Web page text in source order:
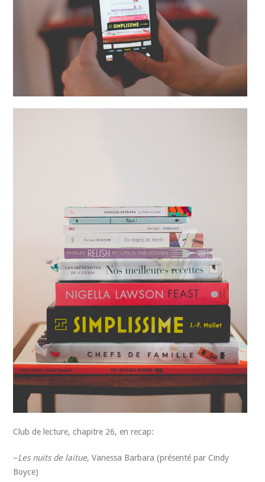
Club de lecture, chapitre 26, en recap:
–Les nuits de laitue, Vanessa Barbara (présenté par Cindy
Boyce)